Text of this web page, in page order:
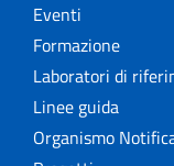
Eventi
Formazione
Laboratori di
Linee guida
Organismo